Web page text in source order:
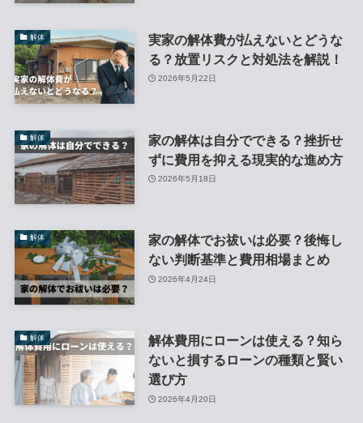
解体
実家の解体費が払えないとどうな
る？放置リスクと対処法を解説！
2026年5月22日
解体
家の解体は自分でできる？挫折せ
ずに費用を抑える現実的な進め方
2026年5月18日
解体
家の解体でお祓いは必要？後悔し
ない判断基準と費用相場まとめ
2026年4月24日
解体
解体費用にローンは使える？知ら
ないと損するローンの種類と賢い
選び方
2026年4月20日